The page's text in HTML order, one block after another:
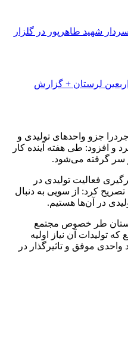
شهید طاهرپور در گلزار
لرستان + گزارش
جزو واحدهای تولیدی و
و افزود: طی هفته آینده کار
سر گرفته می‌شود.
فعالیت تولیدی در
کرد: از سویی به دنبال
در آن‌ها هستیم.
طر خصوص مجتمع
تولیدات آن نیاز اولیه
موفق و تاثیرگذار در